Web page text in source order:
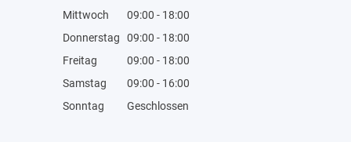
Mittwoch
09:00 - 18:00
Donnerstag
09:00 - 18:00
Freitag
09:00 - 18:00
Samstag
09:00 - 16:00
Sonntag
Geschlossen